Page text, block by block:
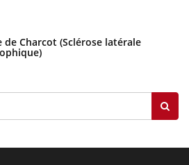
de Charcot (Sclérose latérale